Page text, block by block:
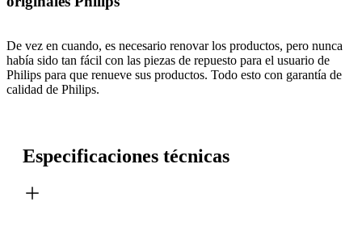
De vez en cuando, es necesario renovar los productos, pero nunca
había sido tan fácil con las piezas de repuesto para el usuario de
Philips para que renueve sus productos. Todo esto con garantía de
calidad de Philips.
Especificaciones técnicas